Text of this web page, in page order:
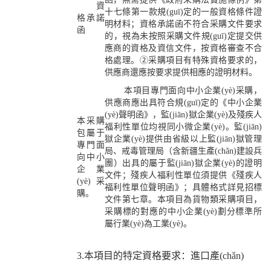
資
格承諾
函
十七條第一款規(guī)定的一般資格條件證
明材料；資格承諾函不符合采購文件要求
的，視為未按照采購文件規(guī)定提交供
應商的資格及資信文件，按資格審查不合
格處理。②采購項目有特殊資格要求的，
供應商還應按要求提供相應的證明材料。
本采購
包屬于
專門面
向中小
企業
(yè)采
購。
本項目專門面向中小企業(yè)采購，
供應商應出具符合規(guī)定的《中小企業
(yè)聲明函》，監(jiān)獄企業(yè)及殘疾人
福利性單位均視同小微企業(yè)。監(jiān)
獄企業(yè)提供由省級以上監(jiān)獄管理
局、戒毒管理局（含新疆生產(chǎn)建設兵
團）出具的屬于監(jiān)獄企業(yè)的證明
文件；殘疾人福利性單位須提供《殘疾人
福利性單位聲明函》；具體格式詳見招標
文件第七章。本項目為貨物類采購項目，
采購標的對應的中小企業(yè)劃分標準所
屬行業(yè)為工業(yè)。
3.本項目的特定資格要求：進口產(chǎn)